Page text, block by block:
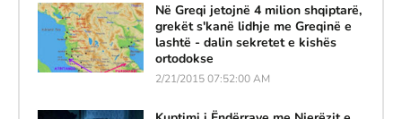
Në Greqi jetojnë 4 milion shqiptarë,
grekët s'kanë lidhje me Greqinë e
lashtë - dalin sekretet e kishës
ortodokse
2/21/2015 07:52:00 AM